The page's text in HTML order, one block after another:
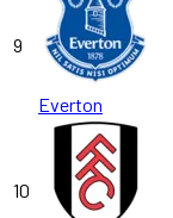
9
Everton
10